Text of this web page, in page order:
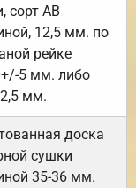
сорт АВ
12,5 мм. по
рейке
5 мм. либо
мм.
доска
сушки
35-36 мм.